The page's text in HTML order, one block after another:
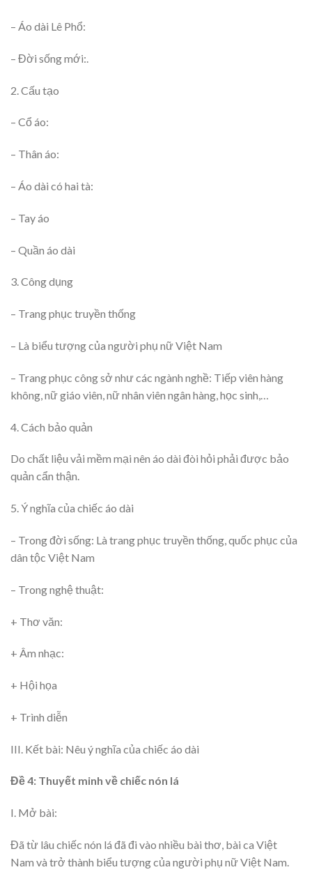
– Áo dài Lê Phổ:
– Đời sống mới:.
2. Cấu tạo
– Cổ áo:
– Thân áo:
– Áo dài có hai tà:
– Tay áo
– Quần áo dài
3. Công dụng
– Trang phục truyền thống
– Là biểu tượng của người phụ nữ Việt Nam
– Trang phục công sở như các ngành nghề: Tiếp viên hàng
không, nữ giáo viên, nữ nhân viên ngân hàng, học sinh,…
4. Cách bảo quản
Do chất liệu vải mềm mại nên áo dài đòi hỏi phải được bảo
quản cẩn thận.
5. Ý nghĩa của chiếc áo dài
– Trong đời sống: Là trang phục truyền thống, quốc phục của
dân tộc Việt Nam
– Trong nghệ thuật:
+ Thơ văn:
+ Âm nhạc:
+ Hội họa
+ Trình diễn
III. Kết bài: Nêu ý nghĩa của chiếc áo dài
Đề 4: Thuyết minh về chiếc nón lá
I. Mở bài:
Đã từ lâu chiếc nón lá đã đi vào nhiều bài thơ, bài ca Việt
Nam và trở thành biểu tượng của người phụ nữ Việt Nam.